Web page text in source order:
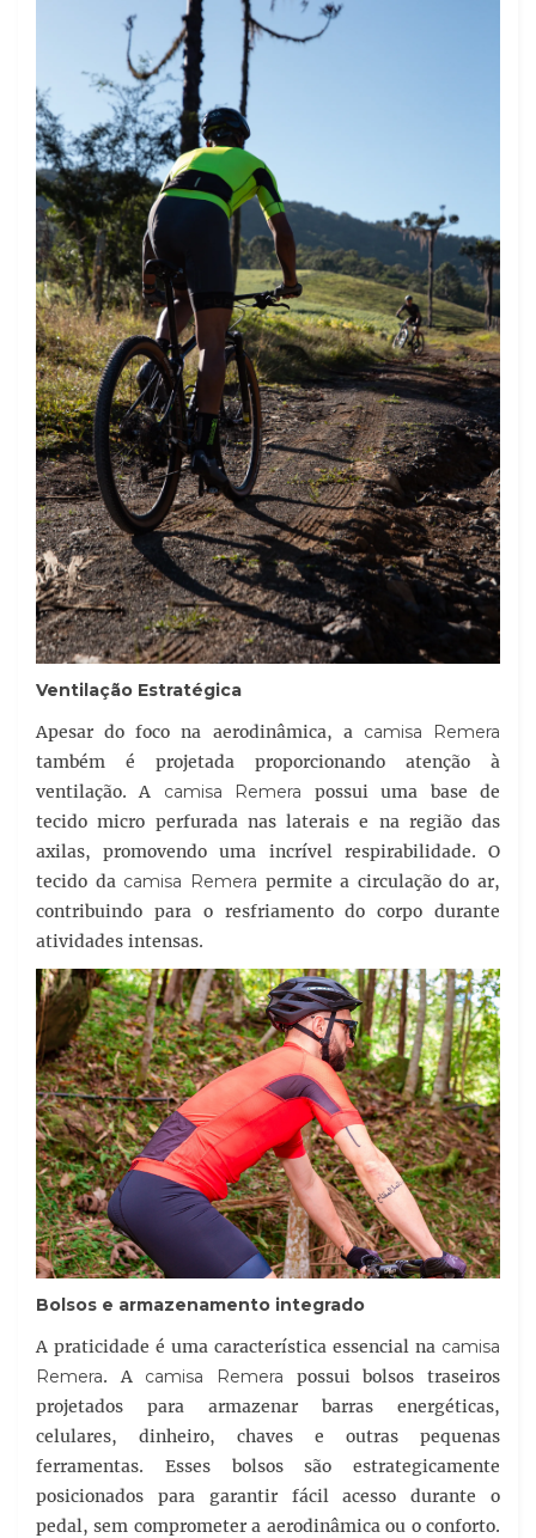
Ventilação Estratégica
Apesar do foco na aerodinâmica, a camisa Remera
também é projetada proporcionando atenção à
ventilação. A camisa Remera possui uma base de
tecido micro perfurada nas laterais e na região das
axilas, promovendo uma incrível respirabilidade. O
tecido da camisa Remera permite a circulação do ar,
contribuindo para o resfriamento do corpo durante
atividades intensas.
Bolsos e armazenamento integrado
A praticidade é uma característica essencial na camisa
Remera. A camisa Remera possui bolsos traseiros
projetados para armazenar barras energéticas,
celulares, dinheiro, chaves e outras pequenas
ferramentas. Esses bolsos são estrategicamente
posicionados para garantir fácil acesso durante o
pedal, sem comprometer a aerodinâmica ou o conforto.